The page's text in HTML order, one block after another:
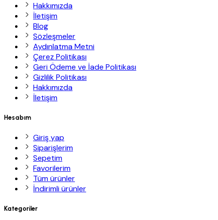
Hakkımızda
İletişim
Blog
Sözleşmeler
Aydınlatma Metni
Çerez Politikası
Geri Ödeme ve İade Politikası
Gizlilik Politikası
Hakkımızda
İletişim
Hesabım
Giriş yap
Siparişlerim
Sepetim
Favorilerim
Tüm ürünler
İndirimli ürünler
Kategoriler